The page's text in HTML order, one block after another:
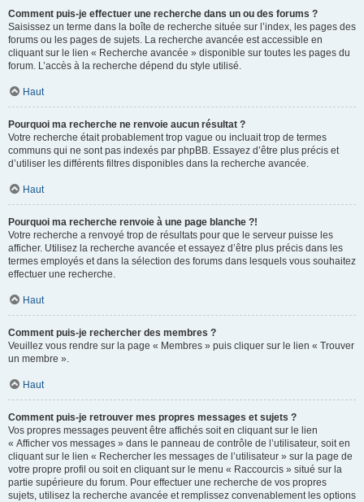
Comment puis-je effectuer une recherche dans un ou des forums ?
Saisissez un terme dans la boîte de recherche située sur l’index, les pages des
forums ou les pages de sujets. La recherche avancée est accessible en
cliquant sur le lien « Recherche avancée » disponible sur toutes les pages du
forum. L’accès à la recherche dépend du style utilisé.
Haut
Pourquoi ma recherche ne renvoie aucun résultat ?
Votre recherche était probablement trop vague ou incluait trop de termes
communs qui ne sont pas indexés par phpBB. Essayez d’être plus précis et
d’utiliser les différents filtres disponibles dans la recherche avancée.
Haut
Pourquoi ma recherche renvoie à une page blanche ?!
Votre recherche a renvoyé trop de résultats pour que le serveur puisse les
afficher. Utilisez la recherche avancée et essayez d’être plus précis dans les
termes employés et dans la sélection des forums dans lesquels vous souhaitez
effectuer une recherche.
Haut
Comment puis-je rechercher des membres ?
Veuillez vous rendre sur la page « Membres » puis cliquer sur le lien « Trouver
un membre ».
Haut
Comment puis-je retrouver mes propres messages et sujets ?
Vos propres messages peuvent être affichés soit en cliquant sur le lien
« Afficher vos messages » dans le panneau de contrôle de l’utilisateur, soit en
cliquant sur le lien « Rechercher les messages de l’utilisateur » sur la page de
votre propre profil ou soit en cliquant sur le menu « Raccourcis » situé sur la
partie supérieure du forum. Pour effectuer une recherche de vos propres
sujets, utilisez la recherche avancée et remplissez convenablement les options